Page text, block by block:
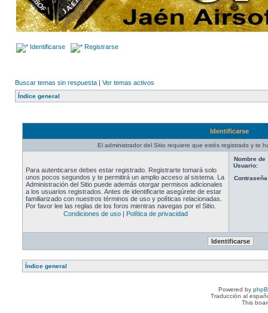
Identificarse Registrarse
Buscar temas sin respuesta | Ver temas activos
Índice general
Identificarse
El administrador del Sitio requiere que estés registrado y te
Para autenticarse debes estar registrado. Registrarte tomará solo
unos pocos segundos y te permitirá un amplio acceso al sistema. La
Administración del Sitio puede además otorgar permisos adicionales
a los usuarios registrados. Antes de identificarte asegúrete de estar
familiarizado con nuestros términos de uso y políticas relacionadas.
Por favor lee las reglas de los foros mientras navegas por el Sitio.
Condiciones de uso | Política de privacidad
Nombre de
Usuario:
Índice general
Powered by
Traducción al
This